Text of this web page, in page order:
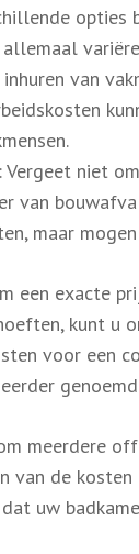
opties
allemaal
van
Vergeet niet
van
maar
een exacte
kunt u
voor een
meerdere
van de
uw